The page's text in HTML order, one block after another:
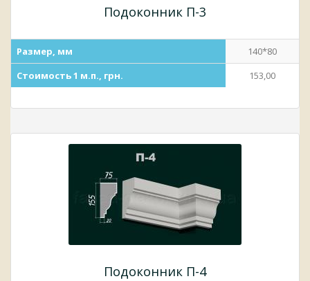
Подоконник П-3
Размер, мм
140*80
Стоимость 1 м.п., грн.
153,00
Подоконник П-4